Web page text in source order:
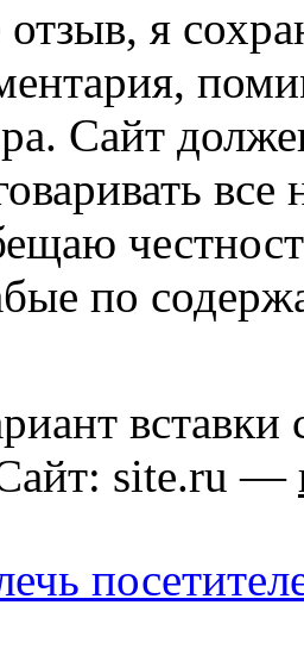
я
Сайт
по
site.ru —